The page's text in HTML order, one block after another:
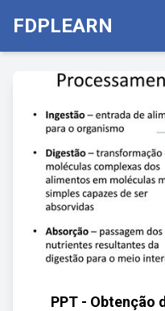
FDPLEARN
PPT - Obtenção